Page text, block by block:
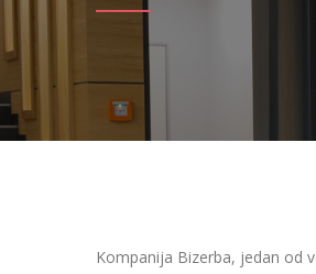
Kompanija Bizerba, jedan od